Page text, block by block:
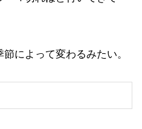
によって変わるみたい。